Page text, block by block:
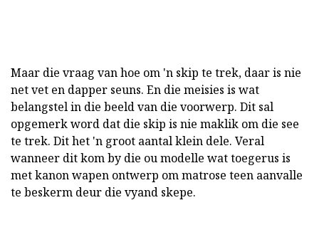
Maar die vraag van hoe om 'n skip te trek, daar is nie
net vet en dapper seuns. En die meisies is wat
belangstel in die beeld van die voorwerp. Dit sal
opgemerk word dat die skip is nie maklik om die see
te trek. Dit het 'n groot aantal klein dele. Veral
wanneer dit kom by die ou modelle wat toegerus is
met kanon wapen ontwerp om matrose teen aanvalle
te beskerm deur die vyand skepe.